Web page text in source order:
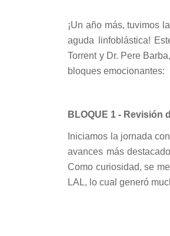
¡Un año más, tuvimos
aguda linfoblástica!
Torrent y Dr. Pere
bloques emocionantes:
BLOQUE 1 - Revisión
Iniciamos la jornada
avances más
Como curiosidad, se
LAL, lo cual generó